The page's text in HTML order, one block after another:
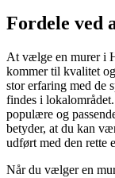
Fordele ved
At vælge en murer i
kommer til kvalitet
stor erfaring med de
findes i
populære og
betyder, at du kan
udført med den rette
Når du vælger en